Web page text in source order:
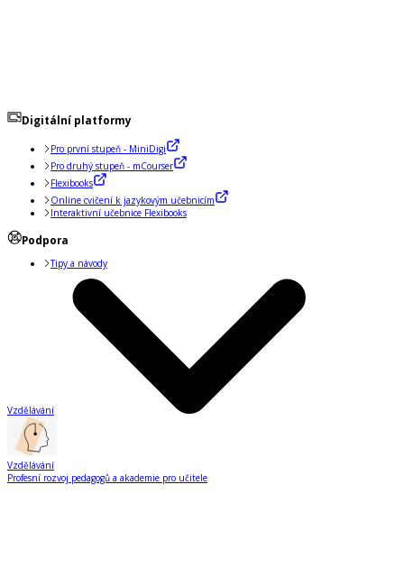
Digitální platformy
Pro první stupeň - MiniDigi
Pro druhý stupeň - mCourser
Flexibooks
Online cvičení k jazykovým učebnicím
Interaktivní učebnice Flexibooks
Podpora
Tipy a návody
Vzdělávání
Vzdělávání
Profesní rozvoj pedagogů a akademie pro učitele